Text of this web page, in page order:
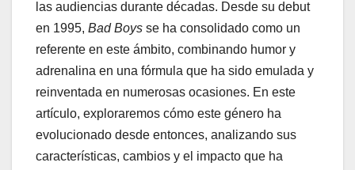
las audiencias durante décadas. Desde su debut
en 1995, Bad Boys se ha consolidado como un
referente en este ámbito, combinando humor y
adrenalina en una fórmula que ha sido emulada y
reinventada en numerosas ocasiones. En este
artículo, exploraremos cómo este género ha
evolucionado desde entonces, analizando sus
características, cambios y el impacto que ha